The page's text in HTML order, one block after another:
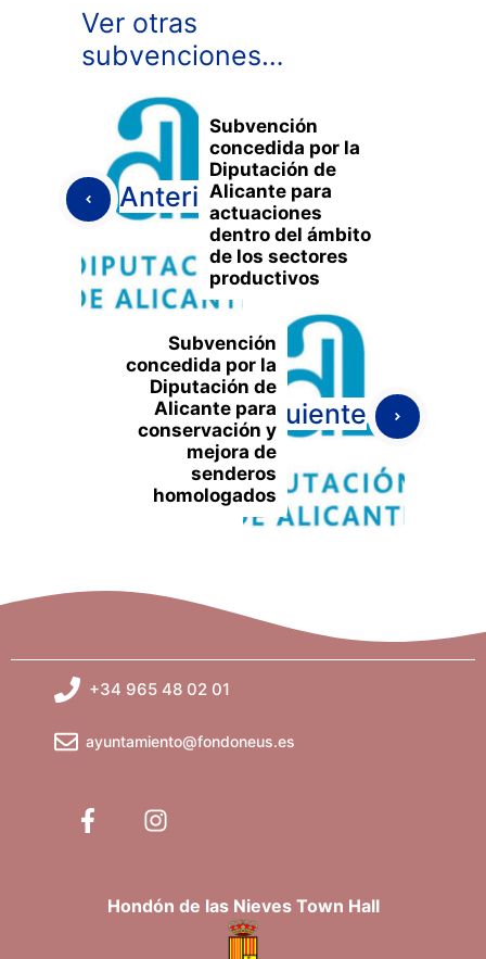
Ver otras
subvenciones…
Anterior
Subvención
concedida por la
Diputación de
Alicante para
actuaciones
dentro del ámbito
de los sectores
productivos
Subvención
concedida por la
Diputación de
Alicante para
conservación y
mejora de
senderos
homologados
Siguiente
+34 965 48 02 01
ayuntamiento@fondoneus.es
Hondón de las Nieves Town Hall